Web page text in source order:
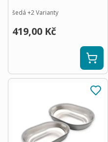
šedá +2Varianty
419,00 Kč